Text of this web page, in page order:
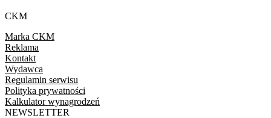
CKM
Marka CKM
Reklama
Kontakt
Wydawca
Regulamin serwisu
Polityka prywatności
Kalkulator wynagrodzeń
NEWSLETTER